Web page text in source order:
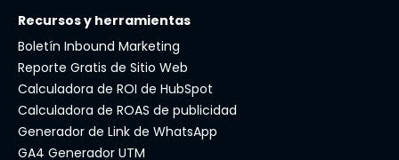
Recursos y herramientas
Boletín Inbound Marketing
Reporte Gratis de Sitio Web
Calculadora de ROI de HubSpot
Calculadora de ROAS de publicidad
Generador de Link de WhatsApp
GA4 Generador UTM